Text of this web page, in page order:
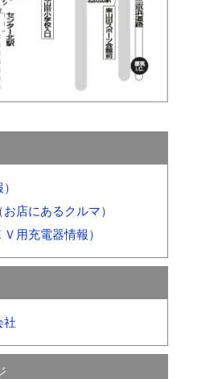
店にあるクルマ）
用充電器情報）
社